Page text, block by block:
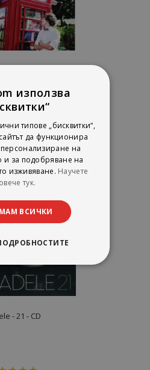
10,22 €
лв.
- 21 - CD
използва
типове „бисквитки“,
да функционира
на
и за подобряване на
изживяване. Научете
тук.
ВСИЧКИ